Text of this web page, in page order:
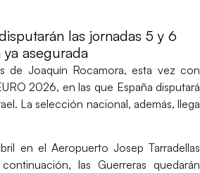
las jornadas 5 y 6
asegurada
de Joaquín Rocamora, esta vez con
2026, en las que España disputará
. La selección nacional, además, llega
en el Aeropuerto Josep Tarradellas
las Guerreras quedarán